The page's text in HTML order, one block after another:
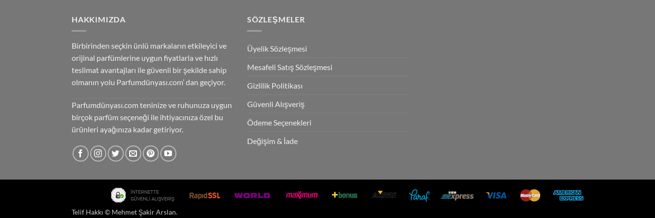
HAKKIMIZDA
Birbirinden seçkin ünlü markaların etkileyici ve
orijinal parfümlerine uygun fiyatlarla ve hızlı
teslimat avantajları ile güvenli bir şekilde sahip
olmanın yolu Parfumdünyası.com’ dan geçiyor.
Parfumdünyası.com teninize ve ruhunuza uygun
birçok parfüm seçeneği ile ihtiyacınıza özel bu
ürünleri ayağınıza kadar getiriyor.
SÖZLEŞMELER
Üyelik Sözleşmesi
Mesafeli Satış Sözleşmesi
Gizlilik Politikası
Güvenli Alışveriş
Ödeme Seçenekleri
Değişim & İade
Telif Hakkı © Mehmet Şakir Arslan.